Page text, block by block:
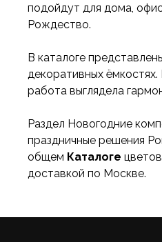
подойдут для дома,
Рождество.
В каталоге
декоративных
работа выглядела
Раздел Новогодние
праздничные решения
общем Каталоге
доставкой по Москве.